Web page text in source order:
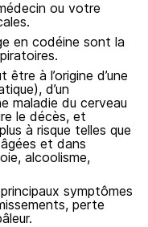
ou votre
en codéine sont la
à l’origine d’une
d’un
maladie du cerveau
le décès, et
à risque telles que
et dans
alcoolisme,
symptômes
perte